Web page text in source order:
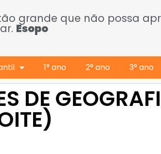
grande que não possa
Esopo
1° ano 2° ano 3° ano
DE